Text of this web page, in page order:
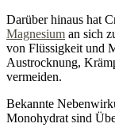
Darüber hinaus hat
Magnesium an sich
von Flüssigkeit und
Austrocknung,
vermeiden.
Bekannte
Monohydrat sind